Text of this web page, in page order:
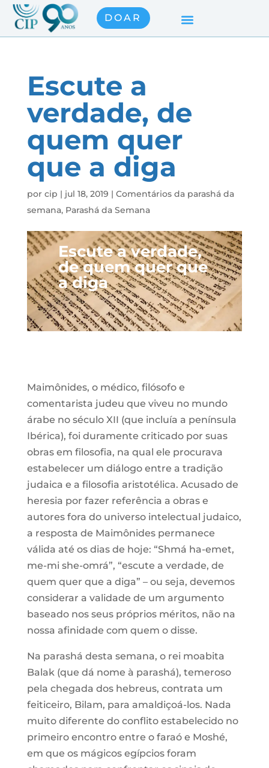
DOAR
Escute a
verdade, de
quem quer
que a diga
por cip | jul 18, 2019 | Comentários da parashá da
semana, Parashá da Semana
Escute a verdade,
de quem quer que
a diga
Maimônides, o médico, filósofo e
comentarista judeu que viveu no mundo
árabe no século XII (que incluía a península
Ibérica), foi duramente criticado por suas
obras em filosofia, na qual ele procurava
estabelecer um diálogo entre a tradição
judaica e a filosofia aristotélica. Acusado de
heresia por fazer referência a obras e
autores fora do universo intelectual judaico,
a resposta de Maimônides permanece
válida até os dias de hoje: “Shmá ha-emet,
me-mi she-omrá”, “escute a verdade, de
quem quer que a diga” – ou seja, devemos
considerar a validade de um argumento
baseado nos seus próprios méritos, não na
nossa afinidade com quem o disse.
Na parashá desta semana, o rei moabita
Balak (que dá nome à parashá), temeroso
pela chegada dos hebreus, contrata um
feiticeiro, Bilam, para amaldiçoá-los. Nada
muito diferente do conflito estabelecido no
primeiro encontro entre o faraó e Moshé,
em que os mágicos egípcios foram